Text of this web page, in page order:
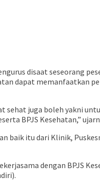
disaat seseorang
dapat memanfaatkan
sehat juga boleh yakni
BPJS Kesehatan,”
baik itu dari Klinik,
dengan BPJS